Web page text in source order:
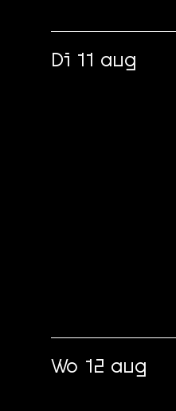
Di 11 aug
Wo 12 aug